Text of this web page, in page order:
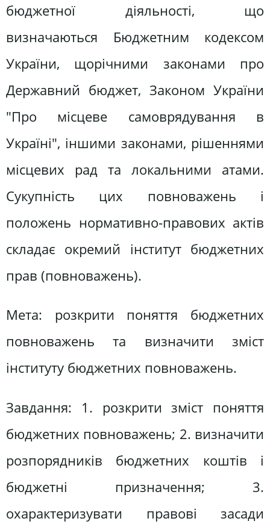
бюджетної діяльності, що
визначаються Бюджетним кодексом
України, щорічними законами про
Державний бюджет, Законом України
"Про місцеве самоврядування в
Україні", іншими законами, рішеннями
місцевих рад та локальними атами.
Сукупність цих повноважень і
положень нормативно-правових актів
складає окремий інститут бюджетних
прав (повноважень).
Мета: розкрити поняття бюджетних
повноважень та визначити зміст
інституту бюджетних повноважень.
Завдання: 1. розкрити зміст поняття
бюджетних повноважень; 2. визначити
розпорядників бюджетних коштів і
бюджетні призначення; 3.
охарактеризувати правові засади